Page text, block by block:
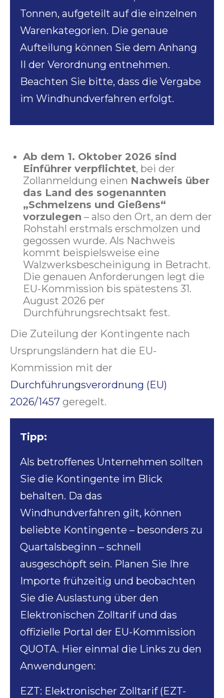
Tonnen, aufgeteilt auf die einzelnen
Warenkategorien. Die genaue
Aufteilung können Sie dem Anhang
II der Verordnung entnehmen.
Beachten Sie bitte, dass die Vergabe
im Windhundverfahren erfolgt.
Ab dem 1. Oktober 2026 sind
Einführer verpflichtet, bei der
Zollanmeldung einen Nachweis über
das Land des sogenannten
„Schmelzens und Gießens“
vorzulegen – also den Ort, an dem der
Rohstahl erstmals erschmolzen und
gegossen wurde. Als Nachweis
kommt beispielsweise eine
Walzwerksbescheinigung in Betracht.
Die genauen Anforderungen legt die
EU-Kommission bis spätestens 31.
August 2026 per
Durchführungsrechtsakt fest.
Die Zuteilung der Kontingente nach
Ursprungsländern hat die EU-
Kommission mit der
Durchführungsverordnung (EU)
2026/1457 geregelt.
Tipp:
Als betroffenes Unternehmen sollten
Sie die Kontingente im Blick
behalten. Da das
Windhundverfahren gilt, können
beliebte Kontingente – besonders zu
Quartalsbeginn – schnell
ausgeschöpft sein. Planen Sie Ihre
Importe frühzeitig und beobachten
Sie die Auslastung über den
Elektronischen Zolltarif und das
offizielle Portal der EU-Kommission
QUOTA. Hier einmal die Links zu den
Anwendungen:
EZT: Elektronischer Zolltarif (EZT-